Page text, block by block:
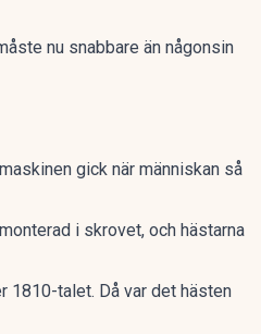
nu snabbare än någonsin
gick när människan så
i skrovet, och hästarna
1810-talet. Då var det hästen